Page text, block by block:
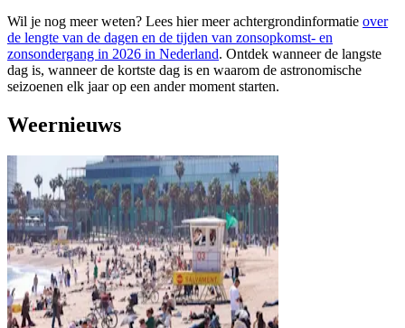
Wil je nog meer weten? Lees hier meer achtergrondinformatie over
de lengte van de dagen en de tijden van zonsopkomst- en
zonsondergang in 2026 in Nederland. Ontdek wanneer de langste
dag is, wanneer de kortste dag is en waarom de astronomische
seizoenen elk jaar op een ander moment starten.
Weernieuws